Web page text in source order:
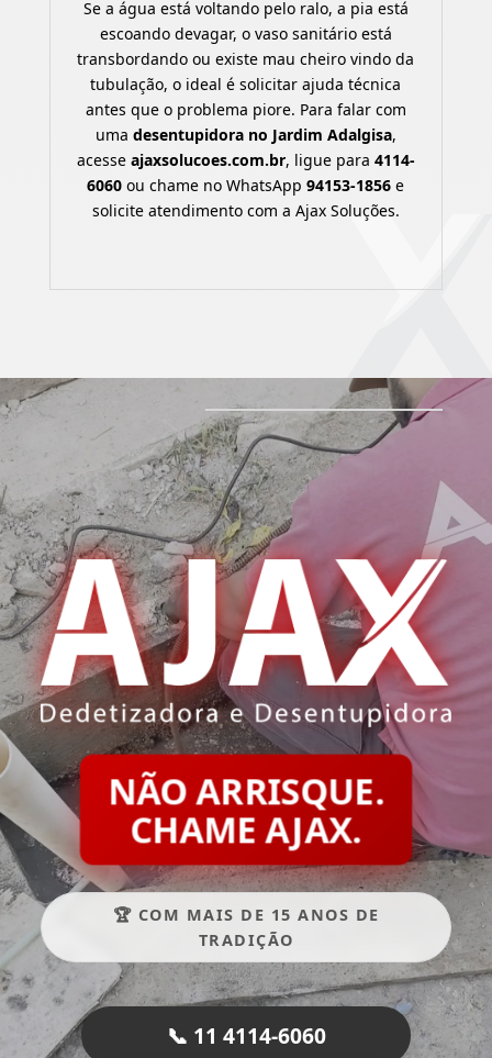
Se a água está voltando pelo ralo, a pia está
escoando devagar, o vaso sanitário está
transbordando ou existe mau cheiro vindo da
tubulação, o ideal é solicitar ajuda técnica
antes que o problema piore. Para falar com
uma desentupidora no Jardim Adalgisa,
acesse ajaxsolucoes.com.br, ligue para 4114-
6060 ou chame no WhatsApp94153-1856 e
solicite atendimento com a Ajax Soluções.
NÃO ARRISQUE.
CHAME AJAX.
🏆 COM MAIS DE 15 ANOS DE
TRADIÇÃO
📞 11 4114-6060